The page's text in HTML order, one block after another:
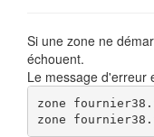
Si une zone ne
échouent.
Le message d'erreur
zone